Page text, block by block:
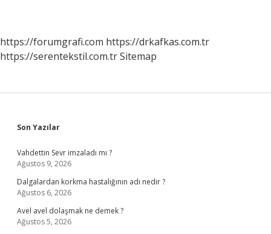
https://forumgrafi.com https://drkafkas.com.tr
https://serentekstil.com.trSitemap
Sidebar
Son Yazılar
Vahdettin Sevr imzaladı mı ?
Ağustos 9, 2026
Dalgalardan korkma hastalığının adı nedir ?
Ağustos 6, 2026
Avel avel dolaşmak ne demek ?
Ağustos 5, 2026